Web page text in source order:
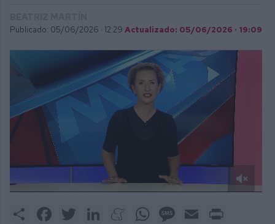
Publicado: 05/06/2026 · 12:29 Actualizado: 05/06/2026 · 19:09
2
Share FacebookTwitter LinkedInMeneameWhatsAppMessage
Email